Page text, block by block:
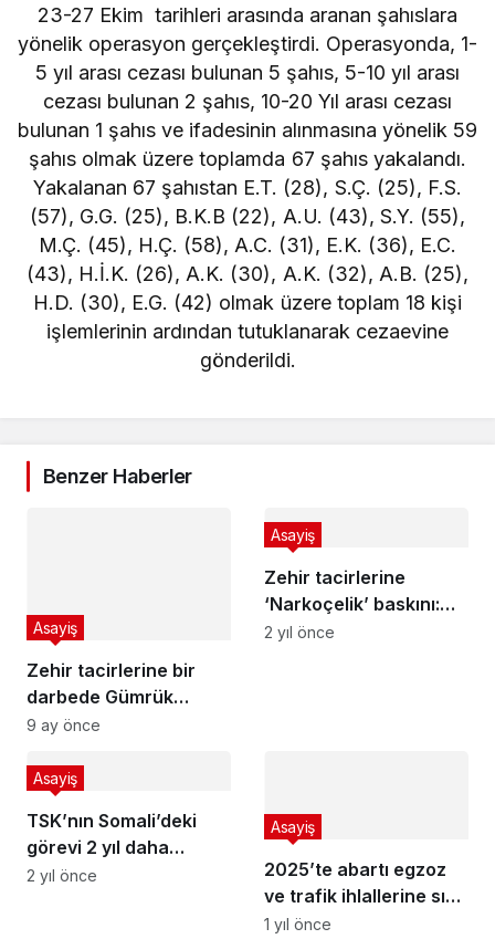
23-27 Ekim tarihleri arasında aranan şahıslara
yönelik operasyon gerçekleştirdi. Operasyonda, 1-
5 yıl arası cezası bulunan 5 şahıs, 5-10 yıl arası
cezası bulunan 2 şahıs, 10-20 Yıl arası cezası
bulunan 1 şahıs ve ifadesinin alınmasına yönelik 59
şahıs olmak üzere toplamda 67 şahıs yakalandı.
Yakalanan 67 şahıstan E.T. (28), S.Ç. (25), F.S.
(57), G.G. (25), B.K.B (22), A.U. (43), S.Y. (55),
M.Ç. (45), H.Ç. (58), A.C. (31), E.K. (36), E.C.
(43), H.İ.K. (26), A.K. (30), A.K. (32), A.B. (25),
H.D. (30), E.G. (42) olmak üzere toplam 18 kişi
işlemlerinin ardından tutuklanarak cezaevine
gönderildi.
Benzer Haberler
Zehir tacirlerine bir
darbede Gümrük
Muhafaza’dan
Asayiş
9 ay önce
Zehir tacirlerine
‘Narkoçelik’ baskını:
100 tutuklu
Asayiş
2 yıl önce
TSK’nın Somali’deki
görevi 2 yıl daha
uzatıldı
Asayiş
2 yıl önce
2025’te abartı egzoz
ve trafik ihlallerine sıkı
denetim
Asayiş
1 yıl önce